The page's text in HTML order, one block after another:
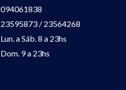
094061838
23595873 / 23564268
Lun. a Sáb. 8 a 23hs
Dom. 9 a 23hs